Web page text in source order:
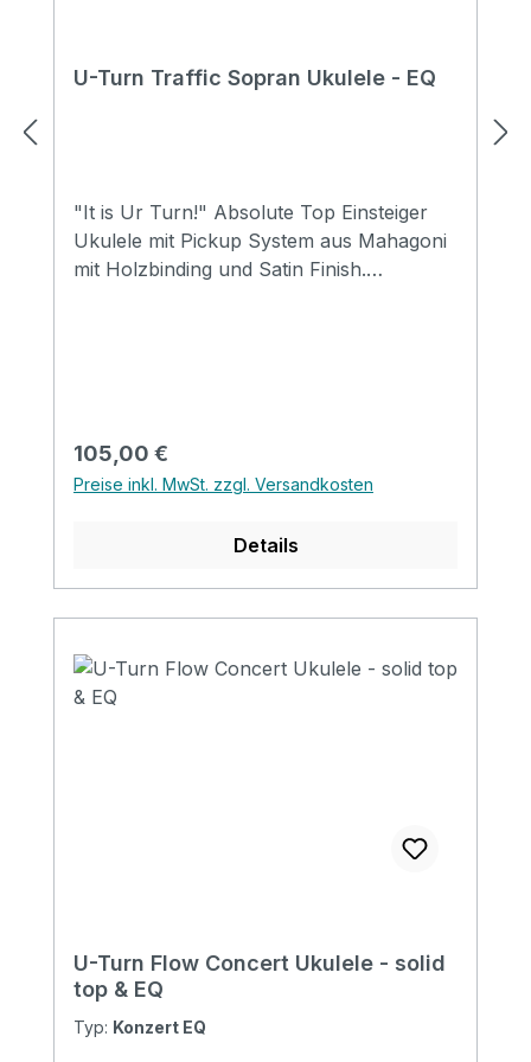
U-Turn Traffic Sopran Ukulele - EQ
"It is Ur Turn!" Absolute Top Einsteiger
Ukulele mit Pickup System aus Mahagoni
mit Holzbinding und Satin Finish.
Strings: Aquila Supernylgut Finish: Matt
EQ: LIREVO UK 2T
Regulärer Preis:
105,00 €
Preise inkl. MwSt. zzgl. Versandkosten
Details
U-Turn Flow Concert Ukulele - solid
top & EQ
Typ: Konzert EQ